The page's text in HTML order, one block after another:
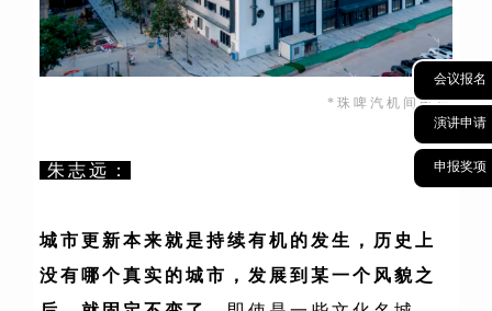
会议报名
演讲申请
申报奖项
*珠啤汽机间改造
朱志远：
城市更新本来就是持续有机的发生，历史上
没有哪个真实的城市，发展到某一个风貌之